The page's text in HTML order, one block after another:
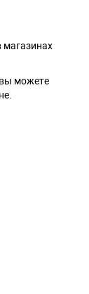
можете